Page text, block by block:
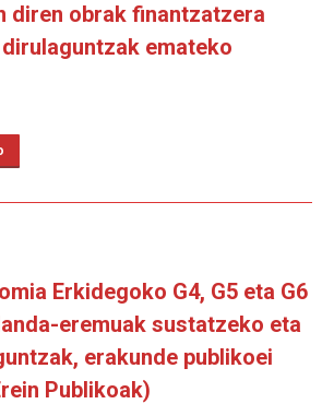
diren obrak finantzatzera
emateko
Erkidegoko G4, G5 eta G6
eremuak sustatzeko eta
erakunde publikoei
Publikoak)